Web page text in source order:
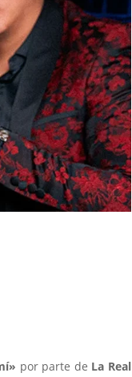
por parte de La Real